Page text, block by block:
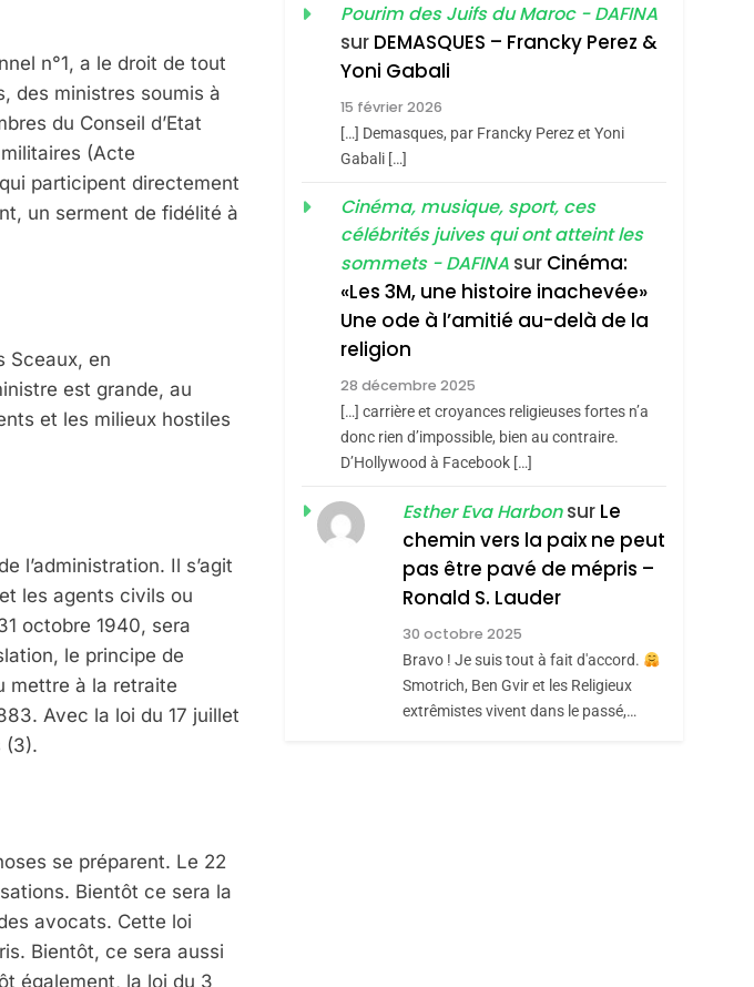
n°1, a le droit de tout
des ministres soumis à
du Conseil d’Etat
(Acte
participent directement
un serment de fidélité à
Sceaux, en
est grande, au
et les milieux hostiles
l’administration. Il s’agit
les agents civils ou
octobre 1940, sera
le principe de
mettre à la retraite
Avec la loi du 17 juillet
(3).
se préparent. Le 22
Bientôt ce sera la
avocats. Cette loi
Bientôt, ce sera aussi
également, la loi du 3
Dis Guerre»: La
Nouvelle Chanson De
Boy George
ISRAÉL JUDAISME
Accords D’Isaac:
L’alliance Pourrait
S’étendre À 13 Pays
D’Amérique Latine
ISRAÉL JUDAISME
5
Meurtrière Selon Le
Rapport D’ADL
Contre
L’antisémitisme
FRANCE ISRAÉL
FIÈRE, DIGNE ET
RÉSILIENTE :
POURQUOI JE
REVENDIQUE MA
JUDAÏTE Par Thérèse
Zrihen-Dvir
ISRAÉL JUDAISME
CE QUI NOUS
MANQUE – Jacques
Hadida
JUDAISME
Maroc : Les Amandes
Pourim des Juifs du Maroc - DAFINA
sur DEMASQUES – Francky Perez &
Yoni Gabali
15 février 2026
[…] Demasques, par Francky Perez et Yoni
Gabali […]
Cinéma, musique, sport, ces
célébrités juives qui ont atteint les
sommets - DAFINA sur Cinéma:
«Les 3M, une histoire inachevée»
Une ode à l’amitié au-delà de la
religion
28 décembre 2025
[…] carrière et croyances religieuses fortes n’a
donc rien d’impossible, bien au contraire.
D’Hollywood à Facebook […]
Esther Eva Harbonsur Le
chemin vers la paix ne peut
pas être pavé de mépris –
Ronald S. Lauder
30 octobre 2025
Bravo ! Je suis tout à fait d'accord.
Smotrich, Ben Gvir et les Religieux
extrêmistes vivent dans le passé,…